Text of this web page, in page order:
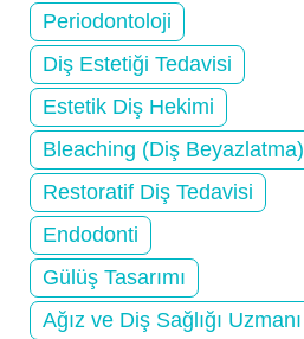
Periodontoloji
Diş Estetiği Tedavisi
Estetik Diş Hekimi
Bleaching (Diş Beyazlatma)
Restoratif Diş Tedavisi
Endodonti
Gülüş Tasarımı
Ağız ve Diş Sağlığı Uzmanı